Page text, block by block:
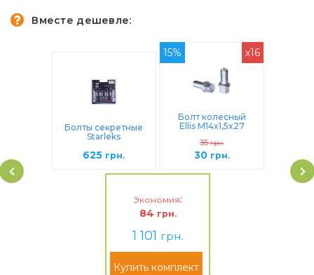
Вместе дешевле:
Болты секретные
Starleks
(384110Х-2Key)
625 грн.
15%
Болт колесный
Ellis M14x1,5x27
35грн.
30 грн.
x16
Экономия:
84 грн.
1 101 грн.
Купить комплект